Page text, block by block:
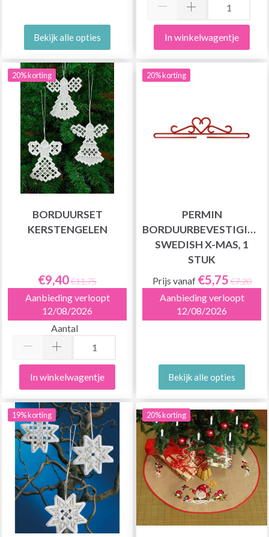
Bekijk alle opties In winkelwagentje
20% korting
BORDUURSET
KERSTENGELEN
€9,40€11,75
Aanbieding verloopt
12/08/2026
Aantal
In winkelwagentje
20% korting
PERMIN
BORDUURBEVESTIGING
SWEDISH X-MAS, 1
STUK
Prijs vanaf €5,75 €7,20
Aanbieding verloopt
12/08/2026
Bekijk alle opties
19% korting 20% korting